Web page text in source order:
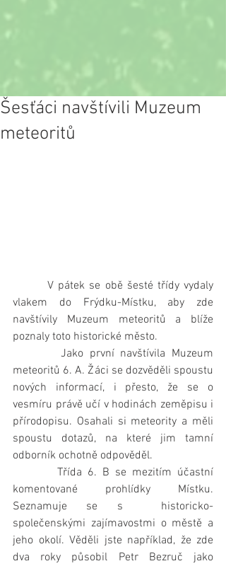
Šesťáci navštívili Muzeum
meteoritů
        V pátek se obě šesté třídy vydaly
vlakem do Frýdku-Místku, aby zde
navštívily Muzeum meteoritů a blíže
poznaly toto historické město.
        Jako první navštívila Muzeum
meteoritů 6. A. Žáci se dozvěděli spoustu
nových informací, i přesto, že se o
vesmíru právě učí v hodinách zeměpisu i
přírodopisu. Osahali si meteority a měli
spoustu dotazů, na které jim tamní
odborník ochotně odpověděl.
        Třída 6. B se mezitím účastní
komentované prohlídky Místku.
Seznamuje se s  historicko-
společenskými zajímavostmi o městě a
jeho okolí. Věděli jste například, že zde
dva roky působil Petr Bezruč jako